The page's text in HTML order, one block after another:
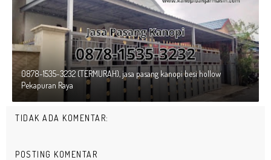
0878-1535-3232 (TERMURAH), jasa pasang kanopi besi hollow
Pekapuran Raya
TIDAK ADA KOMENTAR:
POSTING KOMENTAR